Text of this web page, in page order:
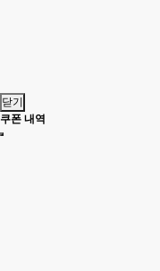
닫기
쿠폰 내역